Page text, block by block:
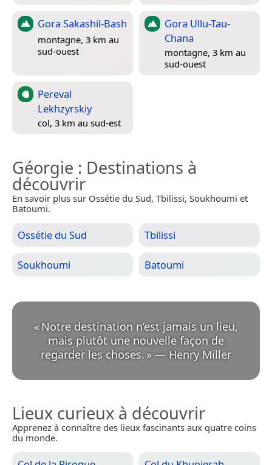
Gora Sakashil-Bash
montagne, 3 km au
sud-ouest
Gora Ullu-Tau-
Chana
montagne, 3 km au
sud-ouest
Pereval
Lekhzyrskiy
col, 3 km au sud-est
Géorgie : Destinations à
découvrir
En savoir plus sur Ossétie du Sud, Tbilissi, Soukhoumi et
Batoumi.
Ossétie du Sud Tbilissi
Soukhoumi Batoumi
«Notre destination n’est jamais un lieu,
mais plutôt une nouvelle façon de
regarder les choses. » — Henry Miller
Lieux curieux à découvrir
Apprenez à connaître des lieux fascinants aux quatre coins
du monde.